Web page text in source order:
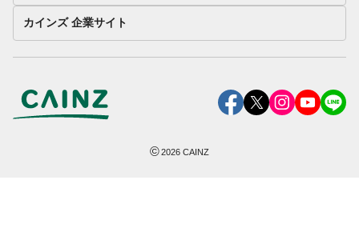
カインズ 企業サイト
©2026 CAINZ